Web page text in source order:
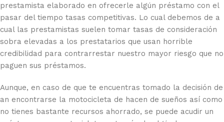
prestamista elaborado en ofrecerle algún préstamo con el
pasar del tiempo tasas competitivas. Lo cual debemos de a
cual las prestamistas suelen tomar tasas de consideración
sobra elevadas a los prestatarios que usan horrible
credibilidad para contrarrestar nuestro mayor riesgo que no
paguen sus préstamos.
Aunque, en caso de que te encuentras tomado la decisión de
an encontrarse la motocicleta de hacen de sueños así­ como
no tienes bastante recursos ahorrado, se puede acudir un